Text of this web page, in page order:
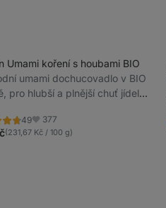
Umami koření s houbami BIO
umami dochucovadlo v BIO
pro hlubší a plnější chuť jídel
49Oblíbené
377
(231,67 Kč / 100 g)